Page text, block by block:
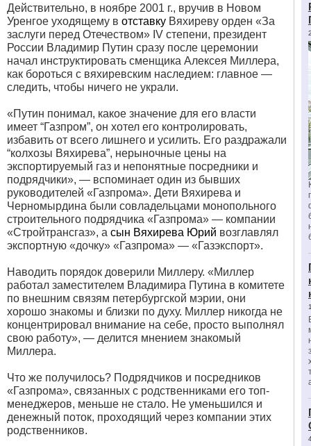
Действительно, в ноябре 2001 г., вручив в Новом
Уренгое уходящему в отставку Вяхиреву орден «За
заслуги перед Отечеством» IV степени, президент
России Владимир Путин сразу после церемонии
начал инструктировать сменщика Алексея Миллера,
как бороться с вяхиревским наследием: главное —
следить, чтобы ничего не украли.
«Путин понимал, какое значение для его власти
имеет “Газпром”, он хотел его контролировать,
избавить от всего лишнего и усилить. Его раздражали
“колхозы Вяхирева”, нерыночные цены на
экспортируемый газ и непонятные посредники и
подрядчики», — вспоминает один из бывших
руководителей «Газпрома». Дети Вяхирева и
Черномырдина были совладельцами монопольного
строительного подрядчика «Газпрома» — компании
«Стройтрансгаз», а сын Вяхирева Юрий возглавлял
экспортную «дочку» «Газпрома» — «Газэкспорт».
Наводить порядок доверили Миллеру. «Миллер
работал заместителем Владимира Путина в комитете
по внешним связям петербургской мэрии, они
хорошо знакомы и близки по духу. Миллер никогда не
концентрировал внимание на себе, просто выполнял
свою работу», — делится мнением знакомый
Миллера.
Что же получилось? Подрядчиков и посредников
«Газпрома», связанных с родственниками его топ-
менеджеров, меньше не стало. Не уменьшился и
денежный поток, проходящий через компании этих
родственников.